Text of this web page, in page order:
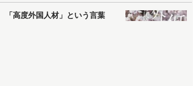
「高度外国人材」という言葉